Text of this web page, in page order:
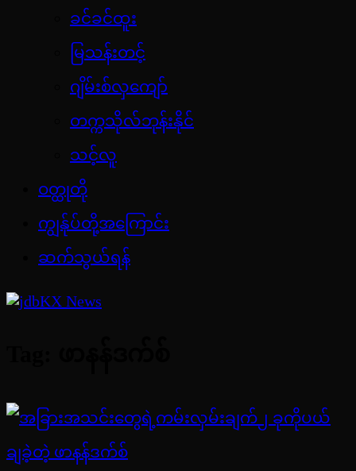
ခင်ခင်ထူး
မြသန်းတင့်
ဂျိမ်းစ်လှကျော်
တက္ကသိုလ်ဘုန်းနိုင်
သင့်လူ
ဝတ္ထုတို
ကျွန်ုပ်တို့အကြောင်း
ဆက်သွယ်ရန်